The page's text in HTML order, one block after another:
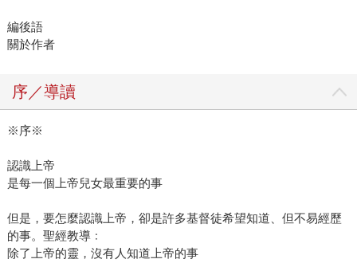
編後語
關於作者
序／導讀
※序※
認識上帝
是每一個上帝兒女最重要的事
但是，要怎麼認識上帝，卻是許多基督徒希望知道、但不易經歷
的事。聖經教導﹕
除了上帝的靈，沒有人知道上帝的事